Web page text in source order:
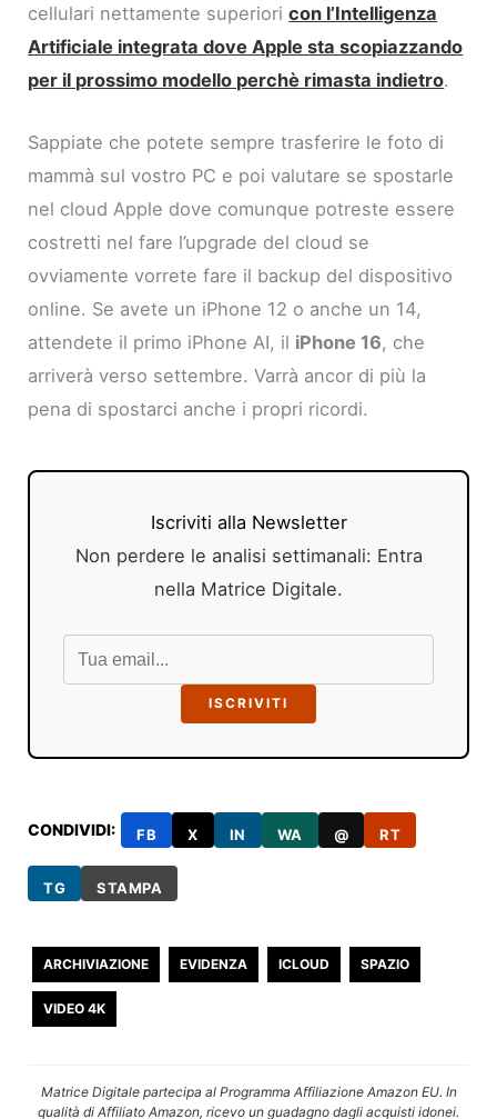
cellulari nettamente superioricon l’Intelligenza
Artificiale integrata dove Apple sta scopiazzando
per il prossimo modello perchè rimasta indietro.
Sappiate che potete sempre trasferire le foto di
mammà sul vostro PC e poi valutare se spostarle
nel cloud Apple dove comunque potreste essere
costretti nel fare l’upgrade del cloud se
ovviamente vorrete fare il backup del dispositivo
online. Se avete un iPhone 12 o anche un 14,
attendete il primo iPhone AI, il iPhone 16, che
arriverà verso settembre. Varrà ancor di più la
pena di spostarci anche i propri ricordi.
Iscriviti alla Newsletter
Non perdere le analisi settimanali: Entra
nella Matrice Digitale.
ISCRIVITI
CONDIVIDI: FB X IN WA @ RT
TG STAMPA
ARCHIVIAZIONE EVIDENZA ICLOUD SPAZIO
VIDEO 4K
Matrice Digitale partecipa al Programma Affiliazione Amazon EU. In
qualità di Affiliato Amazon, ricevo un guadagno dagli acquisti idonei.